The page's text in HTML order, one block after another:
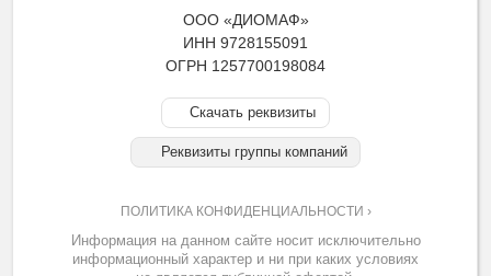
ООО «ДИОМАФ»
ИНН 9728155091
ОГРН 1257700198084
Скачать реквизиты
Реквизиты группы компаний
ПОЛИТИКА КОНФИДЕНЦИАЛЬНОСТИ ›
Информация на данном сайте носит исключительно
информационный характер и ни при каких условиях